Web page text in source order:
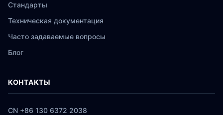
Стандарты
Техническая документация
Часто задаваемые вопросы
Блог
КОНТАКТЫ
CN +86 130 6372 2038